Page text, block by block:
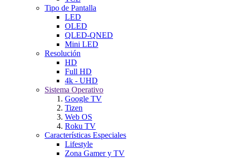
Tipo de Pantalla
LED
OLED
QLED-QNED
Mini LED
Resolución
HD
Full HD
4k - UHD
Sistema Operativo
Google TV
Tizen
Web OS
Roku TV
Características Especiales
Lifestyle
Zona Gamer y TV